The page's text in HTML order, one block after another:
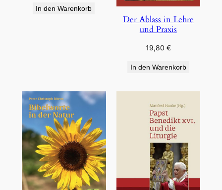
In den Warenkorb
Der Ablass in Lehre
und Praxis
19,80 €
In den Warenkorb